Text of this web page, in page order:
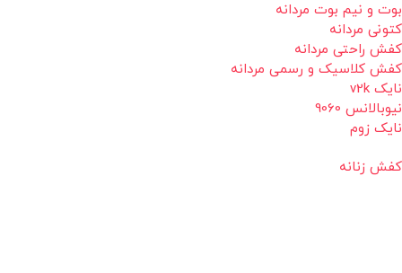
بوت و نیم بوت مردانه
کتونی مردانه
کفش راحتی مردانه
کفش کلاسیک و رسمی مردانه
نایک v2k
نیوبالانس 9060
نایک زوم
کفش زنانه